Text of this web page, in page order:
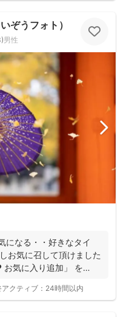
ぞうフォト）
)男性
なる・・好きなタイ
気に召して頂けました
に入り追加」 を
クティブ： 24時間以内